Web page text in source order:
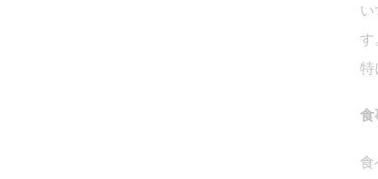
い
す
特
食
食